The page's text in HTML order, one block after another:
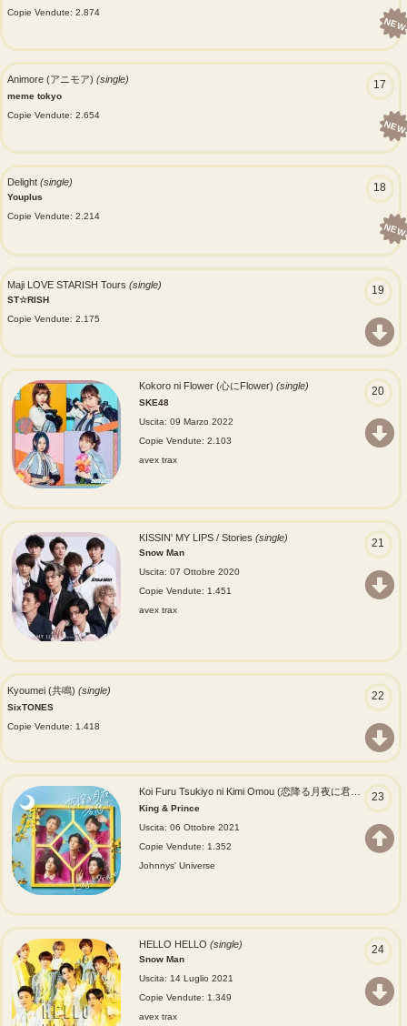
NEW
Copie Vendute: 2.874
17
NEW
Animore (アニモア) (single)
meme tokyo
Copie Vendute: 2.654
18
NEW
Delight (single)
Youplus
Copie Vendute: 2.214
19
Maji LOVE STARISH Tours (single)
ST☆RISH
Copie Vendute: 2.175
20
Kokoro ni Flower (心にFlower) (single)
SKE48
Uscita: 09 Marzo 2022
Copie Vendute: 2.103
avex trax
21
KISSIN' MY LIPS / Stories (single)
Snow Man
Uscita: 07 Ottobre 2020
Copie Vendute: 1.451
avex trax
22
Kyoumei (共鳴) (single)
SixTONES
Copie Vendute: 1.418
23
King & Prince
Uscita: 06 Ottobre 2021
Copie Vendute: 1.352
Johnnys' Universe
24
HELLO HELLO (single)
Snow Man
Uscita: 14 Luglio 2021
Copie Vendute: 1.349
avex trax